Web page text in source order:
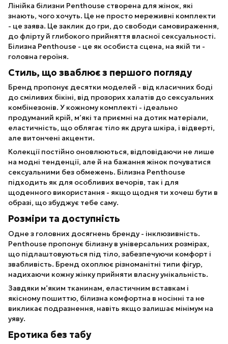
Лінійка білизни Penthouse створена для жінок, які
знають, чого хочуть. Це не просто мереживні комплекти
- це заява. Це заклик до гри, до свободи самовираження,
до флірту й глибокого прийняття власної сексуальності.
Білизна Penthouse - це як особиста сцена, на якій ти -
головна героїня.
Стиль, що зваблює з першого погляду
Бренд пропонує десятки моделей - від класичних боді
до сміливих бікіні, від прозорих халатів до сексуальних
комбінезонів. У кожному комплекті - ідеально
продуманий крій, м’які та приємні на дотик матеріали,
еластичність, що облягає тіло як друга шкіра, і відверті,
але витончені акценти.
Колекції постійно оновлюються, відповідаючи не лише
на модні тенденції, але й на бажання жінок почуватися
сексуальними без обмежень. Білизна Penthouse
підходить як для особливих вечорів, так і для
щоденного використання - якщо щодня ти хочеш бути в
образі, що збуджує тебе саму.
Розміри та доступність
Одне з головних досягнень бренду - інклюзивність.
Penthouse пропонує білизну в універсальних розмірах,
що підлаштовуються під тіло, забезпечуючи комфорт і
звабливість. Бренд охоплює різноманітні типи фігур,
надихаючи кожну жінку прийняти власну унікальність.
Завдяки м’яким тканинам, еластичним вставкам і
якісному пошиттю, білизна комфортна в носінні та не
викликає подразнення, навіть якщо залишає мінімум на
уяву.
Еротика без табу